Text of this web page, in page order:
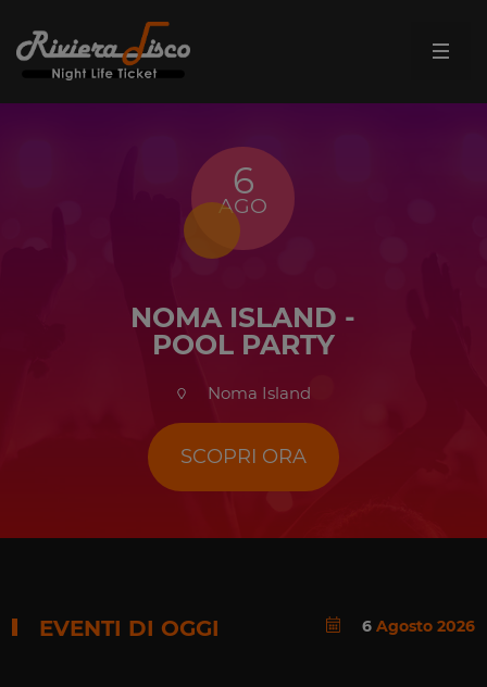
6
AGO
NOMA ISLAND -
POOL PARTY
Noma Island
SCOPRI ORA
EVENTI DI OGGI 6Agosto 2026